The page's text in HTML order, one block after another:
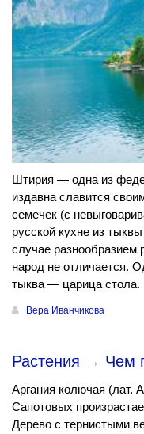
Штирия — одна из
издавна славится
семечек (с
русской кухне из
случае
народ не отличается.
тыква — царица стола.
Вера Иванчикова
Растения → Чем
Аргания колючая (лат.
Сапотовых
Дерево с тернистыми